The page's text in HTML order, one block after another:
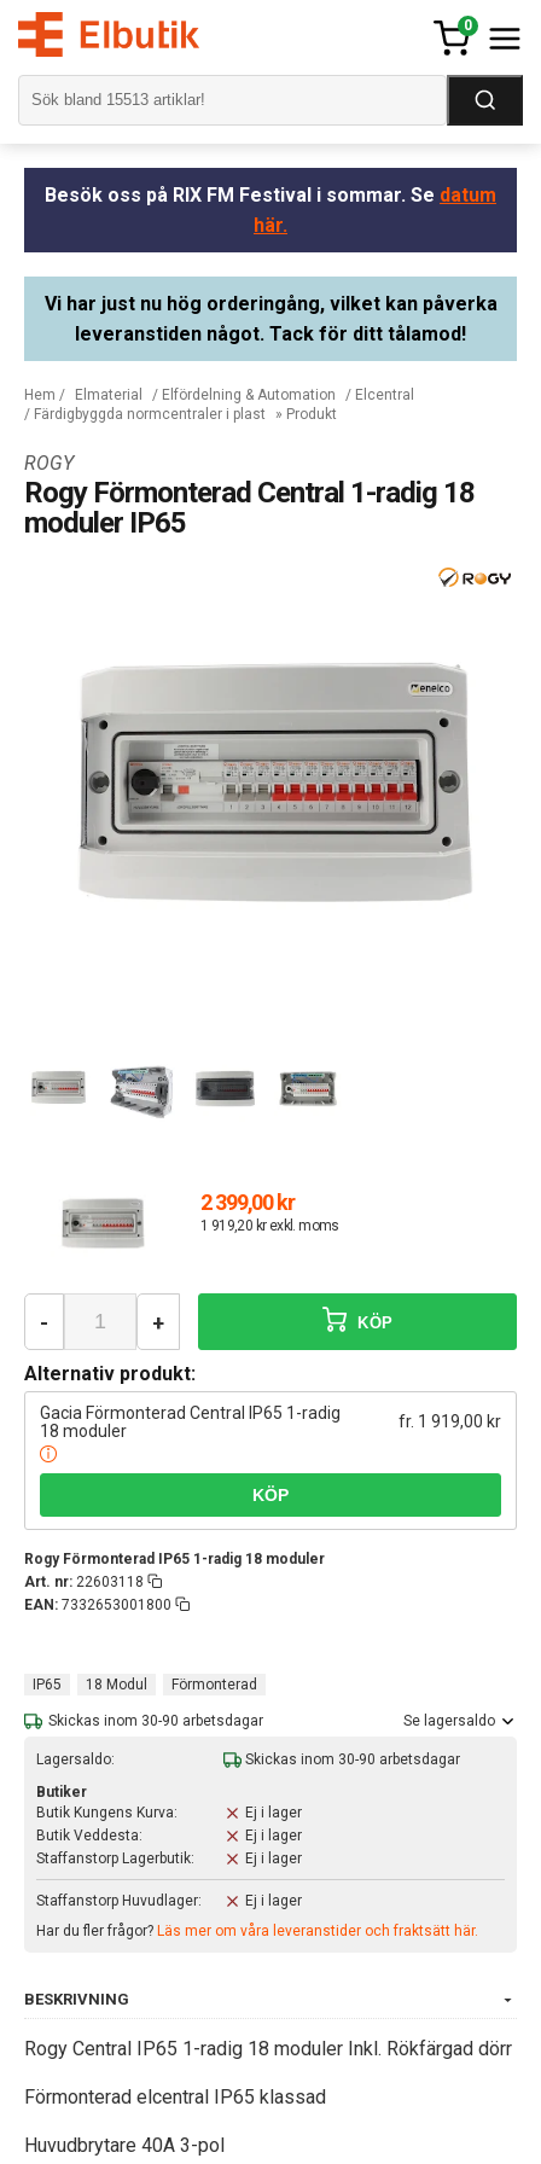
0
Besök oss på RIX FM Festival i sommar. Se datum
här.
Vi har just nu hög orderingång, vilket kan påverka
leveranstiden något. Tack för ditt tålamod!
Hem / Elmaterial / Elfördelning & Automation / Elcentral
/ Färdigbyggda normcentraler i plast » Produkt
ROGY
Rogy Förmonterad Central 1-radig 18
moduler IP65
2 399,00 kr
1 919,20 kr exkl. moms
Rogy Förmonterad IP65 1-radig 18 moduler
Art. nr: 22603118
EAN: 7332653001800
- + KÖP
IP65 18 Modul Förmonterad
Alternativ produkt:
Gacia Förmonterad Central IP65 1-radig
18 moduler
fr. 1 919,00 kr
Skickas inom 30-90 arbetsdagar Se lagersaldo
Lagersaldo:
Skickas inom 30-90 arbetsdagar
Butiker
Butik Kungens Kurva:
Ej i lager
Butik Veddesta:
Ej i lager
Staffanstorp Lagerbutik:
Ej i lager
Staffanstorp Huvudlager:
Ej i lager
Har du fler frågor? Läs mer om våra leveranstider och fraktsätt här.
BESKRIVNING
Rogy Central IP65 1-radig 18 moduler Inkl. Rökfärgad dörr
Förmonterad elcentral IP65 klassad
Huvudbrytare 40A 3-pol